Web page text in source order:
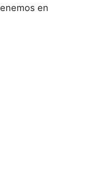
en